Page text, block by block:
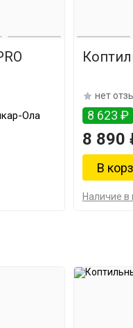
Ола
нет
8 623 ₽
8 890
Наличие в